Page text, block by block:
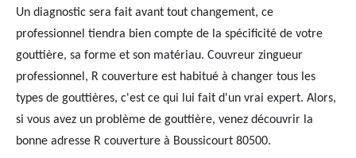
Un diagnostic sera fait avant tout changement, ce
professionnel tiendra bien compte de la spécificité de votre
gouttière, sa forme et son matériau. Couvreur zingueur
professionnel, R couverture est habitué à changer tous les
types de gouttières, c'est ce qui lui fait d'un vrai expert. Alors,
si vous avez un problème de gouttière, venez découvrir la
bonne adresse R couverture à Boussicourt 80500.